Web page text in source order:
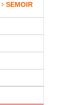
SEMOIR